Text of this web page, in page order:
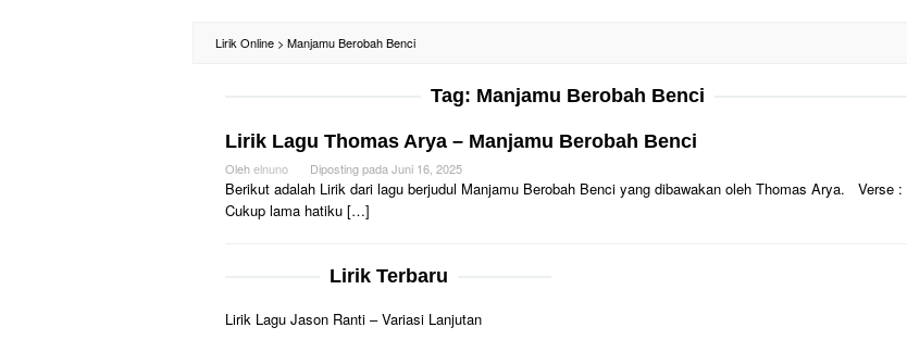
Lirik Online > Manjamu Berobah Benci
Tag: Manjamu Berobah Benci
Lirik Lagu Thomas Arya – Manjamu Berobah Benci
Olehelnuno Diposting pada Juni 16, 2025
Berikut adalah Lirik dari lagu berjudul Manjamu Berobah Benci yang dibawakan oleh Thomas Arya. Verse :
Cukup lama hatiku […]
Lirik Terbaru
Lirik Lagu Jason Ranti – Variasi Lanjutan